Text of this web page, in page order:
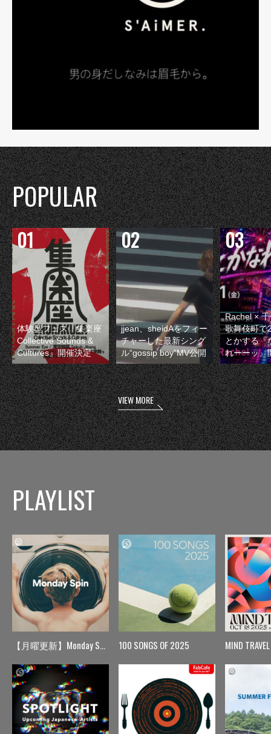
POPULAR
体験型フェス『集楽座
Collective Sounds &
Cultures』開催決定
jjean、sheidAをフィー
チャーした最新シング
ル“gossip boy”MV公開
Rachel ×
歌舞伎町で
とかする『
れーーッ』
VIEW MORE
PLAYLIST
【月曜更新】Monday Spin 100 SONGS OF 2025 MIND TRAVEL